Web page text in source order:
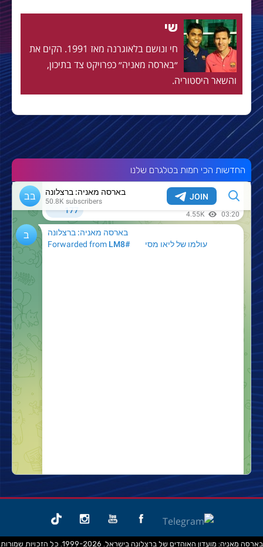
שי
חי ונושם בלאוגרנה מאז 1991. הקים את
״בארסה מאניה״ כפרויקט צד בתיכון,
והשאר היסטוריה.
החדשות הכי חמות בטלגרם שלנו
בארסה מאניה: מועדון האוהדים של ברצלונה בישראל. 1999-2026. כל הזכויות שמורות